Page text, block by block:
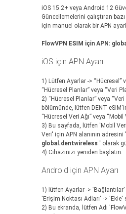
iOS 15.2+ veya Android 12
Güncellemelerini çalıştıran
için manuel olarak bir APN
FlowVPN ESIM için APN:
iOS için APN Ayarı
1) Lütfen Ayarlar -> “Hücresel”
“Hücresel Planlar” veya “Veri
‍2) “Hücresel Planlar” veya “Veri
bölümünde, lütfen DENT
“Hücresel Veri Ağı” veya “Mobil
‍3) Bu sayfada, lütfen 'Mobil
Veri' için APN alanının adresini '
global.dentwireless ' olarak
‍4) Cihazınızı yeniden başlatın.
Android için APN Ayarı
1) lütfen Ayarlar ->
'Erişim Noktası Adları' -> 'Ekle'
2) Bu ekranda, lütfen Adı